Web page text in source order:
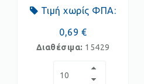
Τιμή χωρίς ΦΠΑ:
0,69 €
Διαθέσιμα: 15429